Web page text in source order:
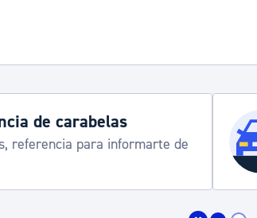
de carabelas
para informarte de